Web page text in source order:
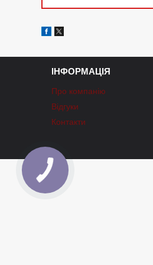
ІНФОРМАЦІЯ
Про компанію
Відгуки
Контакти
КНОПКА
ЗВ'ЯЗКУ